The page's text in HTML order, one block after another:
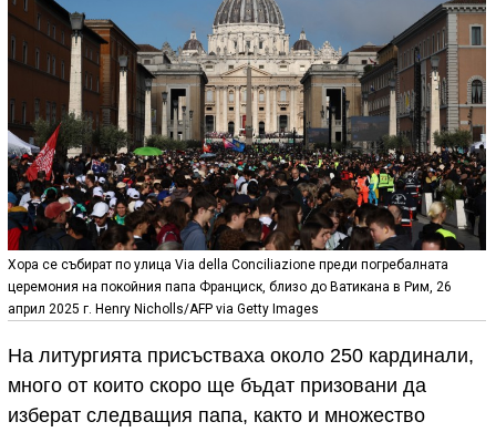
Хора се събират по улица Via della Conciliazione преди погребалната
церемония на покойния папа Франциск, близо до Ватикана в Рим, 26
април 2025 г. Henry Nicholls/AFP via Getty Images
На литургията присъстваха около 250 кардинали,
много от които скоро ще бъдат призовани да
изберат следващия папа, както и множество